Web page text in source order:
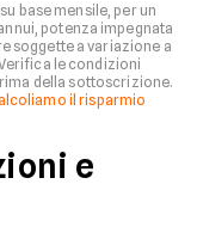
base mensile, per un
potenza impegnata
soggette a variazione a
le condizioni
della sottoscrizione.
il risparmio
e